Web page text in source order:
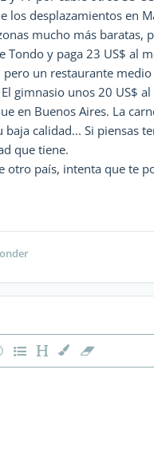
los desplazamientos en
mucho más baratas,
y paga 23 US$ al
un restaurante
gimnasio unos 20 US$
en Buenos Aires. La
calidad... Si piensas
que tiene.
otro país, intenta que te